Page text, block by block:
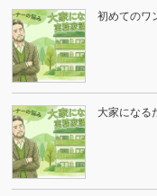
初めてのワ
大家になる